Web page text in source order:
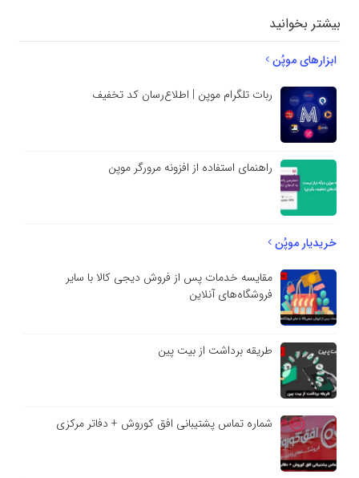
بیشتر بخوانید
ابزارهای موپُن
ربات تلگرام موپن | اطلاع‌رسان کد تخفیف
راهنمای استفاده از افزونه مرورگر موپن
خریدیار موپُن
مقایسه خدمات پس از فروش دیجی کالا با سایر
فروشگاه‌های آنلاین
طریقه برداشت از بیت پین
شماره تماس پشتیبانی افق کوروش + دفاتر مرکزی